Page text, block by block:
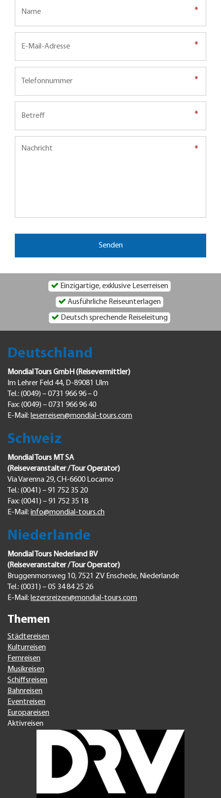
*
*
*
*
*
*
*
*
*
*
Einzigartige, exklusive Leserreisen
Ausführliche Reiseunterlagen
Deutsch sprechende Reiseleitung
Deutschland
Mondial Tours GmbH (Reisevermittler)
Im Lehrer Feld 44, D-89081 Ulm
Tel.: (0049) – 0731 966 96 – 0
Fax: (0049) – 0731 966 96 40
E-Mail: leserreisen@mondial-tours.com
Schweiz
Mondial Tours MT SA
(Reiseveranstalter / Tour Operator)
Via Varenna 29, CH-6600 Locarno
Tel.: (0041) – 91 752 35 20
Fax: (0041) – 91 752 35 18
E-Mail: info@mondial-tours.ch
Niederlande
Mondial Tours Nederland BV
(Reiseveranstalter / Tour Operator)
Bruggenmorsweg 10, 7521 ZV Enschede, Niederlande
Tel.: (0031) – 05 34 84 25 26
E-Mail: lezersreizen@mondial-tours.com
Themen
Städtereisen
Kulturreisen
Fernreisen
Musikreisen
Schiffsreisen
Bahnreisen
Eventreisen
Europareisen
Aktivreisen